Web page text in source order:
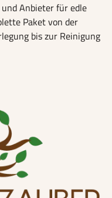
Anbieter für edle
Paket von der
bis zur Reinigung